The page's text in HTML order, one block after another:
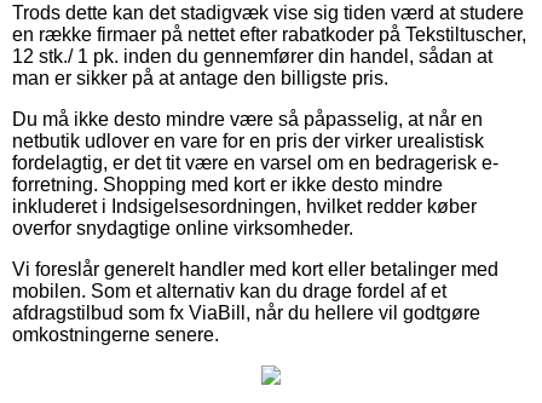
Trods dette kan det stadigvæk vise sig tiden værd at studere
en række firmaer på nettet efter rabatkoder på Tekstiltuscher,
12 stk./ 1 pk. inden du gennemfører din handel, sådan at
man er sikker på at antage den billigste pris.
Du må ikke desto mindre være så påpasselig, at når en
netbutik udlover en vare for en pris der virker urealistisk
fordelagtig, er det tit være en varsel om en bedragerisk e-
forretning. Shopping med kort er ikke desto mindre
inkluderet i Indsigelsesordningen, hvilket redder køber
overfor snydagtige online virksomheder.
Vi foreslår generelt handler med kort eller betalinger med
mobilen. Som et alternativ kan du drage fordel af et
afdragstilbud som fx ViaBill, når du hellere vil godtgøre
omkostningerne senere.